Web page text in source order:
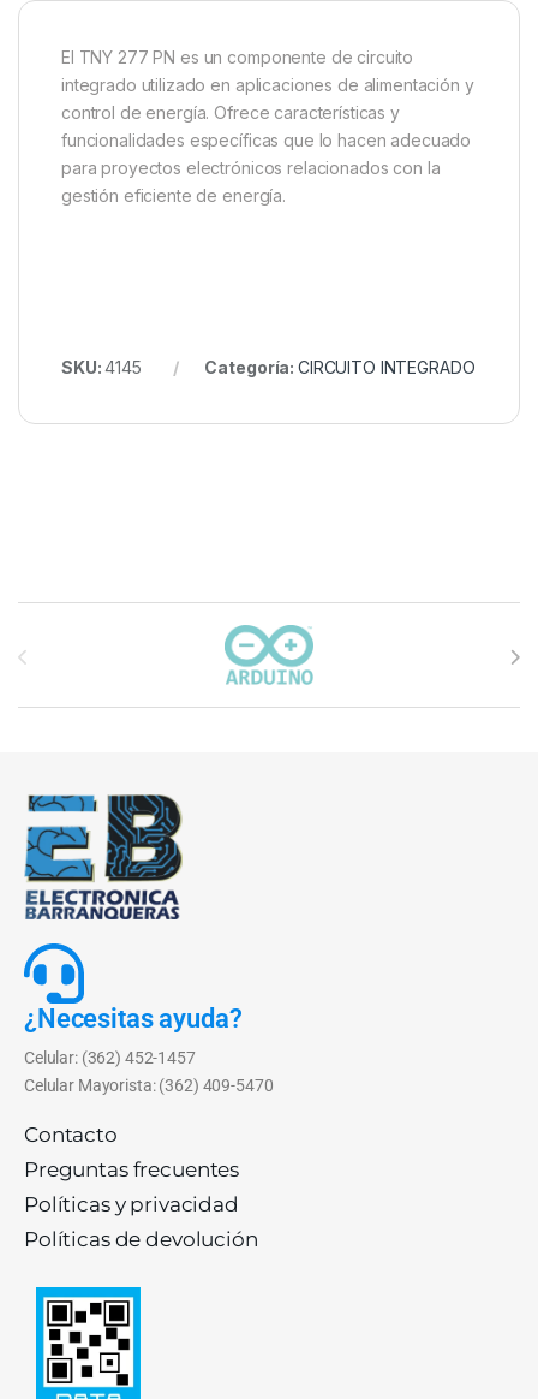
El TNY 277 PN es un componente de circuito
integrado utilizado en aplicaciones de alimentación y
control de energía. Ofrece características y
funcionalidades específicas que lo hacen adecuado
para proyectos electrónicos relacionados con la
gestión eficiente de energía.
SKU:4145 Categoría: CIRCUITO INTEGRADO
Carrusel de marcas
¿Necesitas ayuda?
Celular: (362) 452-1457
Celular Mayorista: (362) 409-5470
Contacto
Preguntas frecuentes
Políticas y privacidad
Políticas de devolución